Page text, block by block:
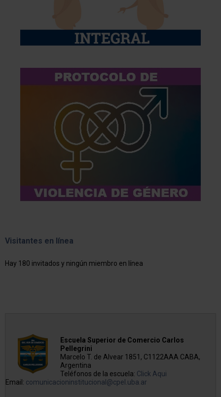
Visitantes en línea
Hay 180 invitados y ningún miembro en línea
Escuela Superior de Comercio Carlos
Pellegrini
Marcelo T. de Alvear 1851, C1122AAA CABA,
Argentina
Teléfonos de la escuela: Click Aqui
Email: comunicacioninstitucional@cpel.uba.ar